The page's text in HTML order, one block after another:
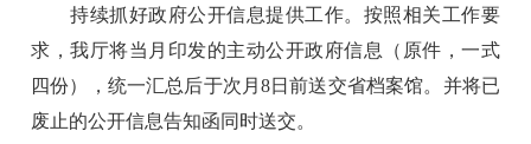
持续抓好政府公开信息提供工作。按照相关工作要
求，我厅将当月印发的主动公开政府信息（原件，一式
四份），统一汇总后于次月8日前送交省档案馆。并将已
废止的公开信息告知函同时送交。